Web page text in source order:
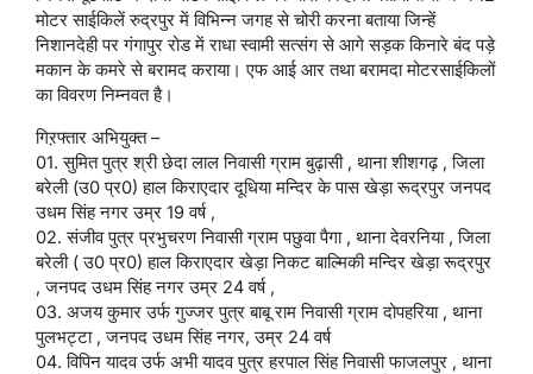
मोटर साईकिलें रुद्रपुर में विभिन्न जगह से चोरी करना बताया जिन्हें
निशानदेही पर गंगापुर रोड में राधा स्वामी सत्संग से आगे सड़क किनारे बंद पड़े
मकान के कमरे से बरामद कराया। एफ आई आर तथा बरामदा मोटरसाईकिलों
का विवरण निम्नवत है।
गिऱफ्तार अभियुक्त –
01. सुमित पुत्र श्री छेदा लाल निवासी ग्राम बुढ़ासी , थाना शीशगढ़ , जिला
बरेली (उ0 प्र0) हाल किराएदार दूधिया मन्दिर के पास खेड़ा रूद्रपुर जनपद
उधम सिंह नगर उम्र 19 वर्ष ,
02. संजीव पुत्र प्रभुचरण निवासी ग्राम पछुवा पैगा , थाना देवरनिया , जिला
बरेली ( उ0 प्र0) हाल किराएदार खेड़ा निकट बाल्मिकी मन्दिर खेड़ा रूद्रपुर
, जनपद उधम सिंह नगर उम्र 24 वर्ष ,
03. अजय कुमार उर्फ गुज्जर पुत्र बाबू राम निवासी ग्राम दोपहरिया , थाना
पुलभट्टा , जनपद उधम सिंह नगर, उम्र 24 वर्ष
04. विपिन यादव उर्फ अभी यादव पुत्र हरपाल सिंह निवासी फाजलपुर , थाना